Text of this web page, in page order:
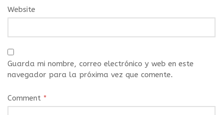
Website
Guarda mi nombre, correo electrónico y web en este
navegador para la próxima vez que comente.
Comment *